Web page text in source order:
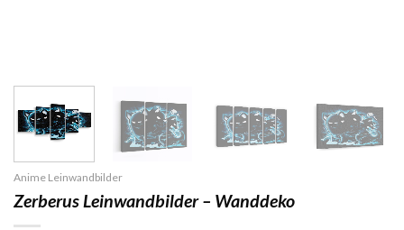
Anime Leinwandbilder
Zerberus Leinwandbilder – Wanddeko